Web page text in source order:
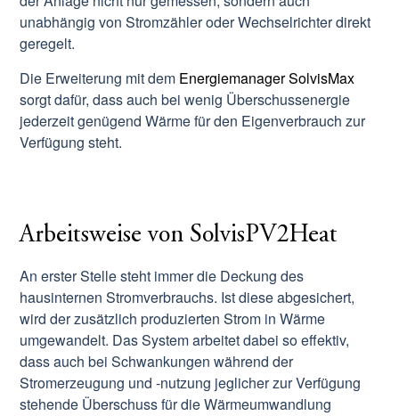
unabhängig von Stromzähler oder Wechselrichter direkt
geregelt.
Die Erweiterung mit dem Energiemanager SolvisMax
sorgt dafür, dass auch bei wenig Überschussenergie
jederzeit genügend Wärme für den Eigenverbrauch zur
Verfügung steht.
Arbeitsweise von SolvisPV2Heat
An erster Stelle steht immer die Deckung des
hausinternen Stromverbrauchs. Ist diese abgesichert,
wird der zusätzlich produzierten Strom in Wärme
umgewandelt. Das System arbeitet dabei so effektiv,
dass auch bei Schwankungen während der
Stromerzeugung und -nutzung jeglicher zur Verfügung
stehende Überschuss für die Wärmeumwandlung